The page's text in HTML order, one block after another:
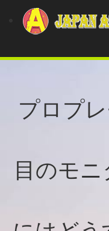
プロプ
目のモ